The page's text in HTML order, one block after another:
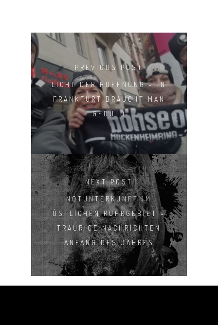
PREVIOUS POST
LICHT DER HOFFNUNG - IN
FRANKFURT BRAUCHT MAN
GEDULD
NEXT POST
NOTUNTERKUNFT IM
ÖSTLICHEN RUHRGEBIET -
TRAURIGE NACHRICHTEN
ANFANG DES JAHRES